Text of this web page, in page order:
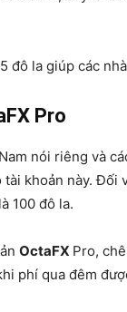
đô la giúp các
Pro
nói riêng và
khoản này. Đối
100 đô la.
OctaFX Pro,
phí qua đêm